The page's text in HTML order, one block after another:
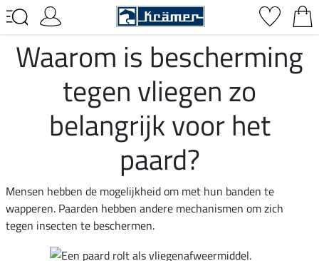
Waarom is bescherming
tegen vliegen zo
belangrijk voor het
paard?
Mensen hebben de mogelijkheid om met hun banden te
wapperen. Paarden hebben andere mechanismen om zich
tegen insecten te beschermen.